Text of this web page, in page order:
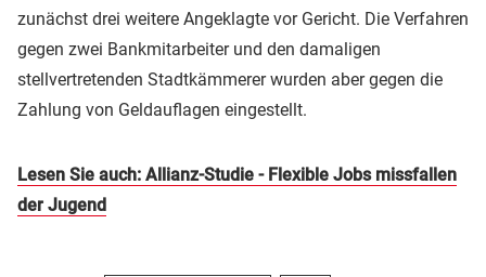
zunächst drei weitere Angeklagte vor Gericht. Die Verfahren
gegen zwei Bankmitarbeiter und den damaligen
stellvertretenden Stadtkämmerer wurden aber gegen die
Zahlung von Geldauflagen eingestellt.
Lesen Sie auch: Allianz-Studie - Flexible Jobs missfallen
der Jugend